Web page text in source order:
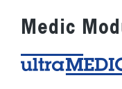
Medic